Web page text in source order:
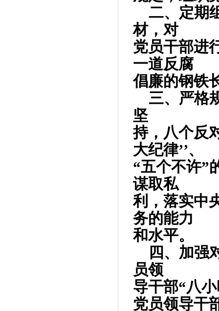
二、定期
材，对
党员干部进
一道反腐
倡廉的钢铁
三、严格
坚
持，八个反
大纪律’’、
“五个不许”
谋取私
利，落实中
务的能力
和水平。
四、加强
员领
导干部“八
党员领导干